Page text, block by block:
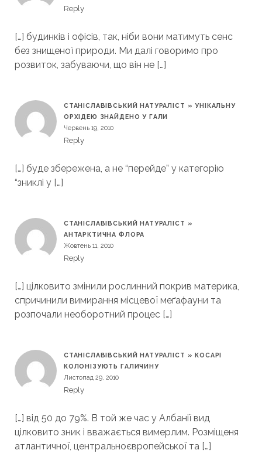
Reply
[…] будинків і офісів, так, ніби вони матимуть сенс
без знищеної природи. Ми далі говоримо про
розвиток, забуваючи, що він не […]
СТАНІСЛАВІВСЬКИЙ НАТУРАЛІСТ » УНІКАЛЬНУ
ОРХІДЕЮ ЗНАЙДЕНО У ГАЛИ
Червень 19, 2010
Reply
[…] буде збережена, а не “перейде” у категорію
“зниклі у […]
СТАНІСЛАВІВСЬКИЙ НАТУРАЛІСТ »
АНТАРКТИЧНА ФЛОРА
Жовтень 11, 2010
Reply
[…] цілковито змінили рослинний покрив материка,
спричинили вимирання місцевої меґафауни та
розпочали необоротний процес […]
СТАНІСЛАВІВСЬКИЙ НАТУРАЛІСТ » КОСАРІ
КОЛОНІЗУЮТЬ ГАЛИЧИНУ
Листопад 29, 2010
Reply
[…] від 50 до 79%. В той же час у Албанії вид
цілковито зник і вважається вимерлим. Розміщеня
атлантичної, центральноєвропейської та […]